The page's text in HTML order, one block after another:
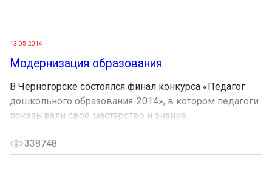
13.05.2014
Модернизация образования
В Черногорске состоялся финал конкурса «Педагог
дошкольного образования-2014», в котором педагоги
показывали своё мастерство и знание...
338748